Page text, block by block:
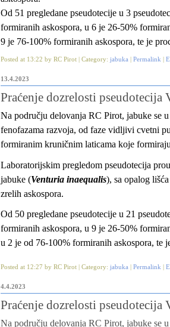
Od 51 pregledane pseudotecije u 3
formiranih askospora, u 6 je 26-50%
9 je 76-100% formiranih askospora, te je
Posted at 13:22 by RC Pirot | Category: jabuka Permalink
13.4.2023
Praćenje dozrelosti
Na području delovanja RC Pirot, jabuke se
fenofazama razvoja, od faze vidljivi cvetni
formiranim kruničnim laticama koje
Laboratorijskim pregledom pseudotecija
jabuke (Venturia inaequalis), sa opalog
zrelih askospora.
Od 50 pregledane pseudotecije u 21
formiranih askospora, u 9 je 26-50%
u 2 je od 76-100% formiranih askospora, te
Posted at 12:27 by RC Pirot | Category: jabuka Permalink
4.4.2023
Praćenje dozrelosti
Na području delovanja RC Pirot, jabuke se